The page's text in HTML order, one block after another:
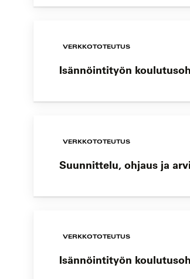
VERKKOTOTEUTUS
Isännöintityön
VERKKOTOTEUTUS
Suunnittelu, ohjaus ja
VERKKOTOTEUTUS
Isännöintityön